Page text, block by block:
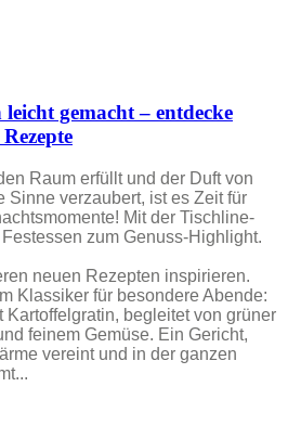
leicht gemacht – entdecke
Raum erfüllt und der Duft von
Sinne verzaubert, ist es Zeit für
Mit der Tischline-
zum Genuss-Highlight.
neuen Rezepten inspirieren.
Klassiker für besondere Abende:
Kartoffelgratin, begleitet von grüner
feinem Gemüse. Ein Gericht,
vereint und in der ganzen